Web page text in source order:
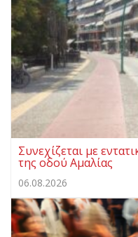
Συνεχίζεται με
της οδού Αμαλίας
06.08.2026